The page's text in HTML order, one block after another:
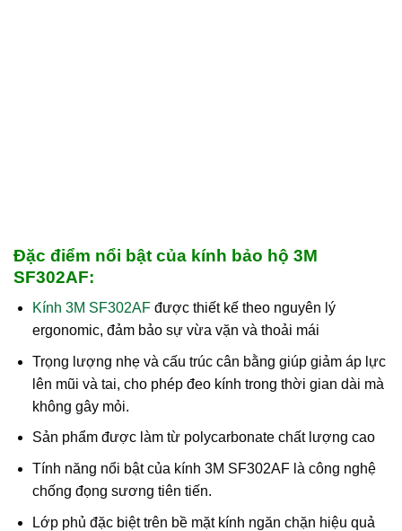
Đặc điểm nổi bật của kính bảo hộ 3M
SF302AF:
Kính 3M SF302AFđược thiết kế theo nguyên lý
ergonomic, đảm bảo sự vừa vặn và thoải mái
Trọng lượng nhẹ và cấu trúc cân bằng giúp giảm áp lực
lên mũi và tai, cho phép đeo kính trong thời gian dài mà
không gây mỏi.
Sản phẩm được làm từ polycarbonate chất lượng cao
Tính năng nổi bật của kính 3M SF302AF là công nghệ
chống đọng sương tiên tiến.
Lớp phủ đặc biệt trên bề mặt kính ngăn chặn hiệu quả